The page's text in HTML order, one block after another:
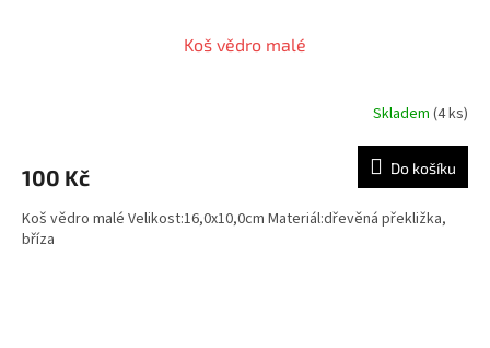
Koš vědro malé
Skladem (4 ks)
100 Kč Do košíku
Koš vědro malé Velikost:16,0x10,0cm Materiál:dřevěná překližka,
bříza